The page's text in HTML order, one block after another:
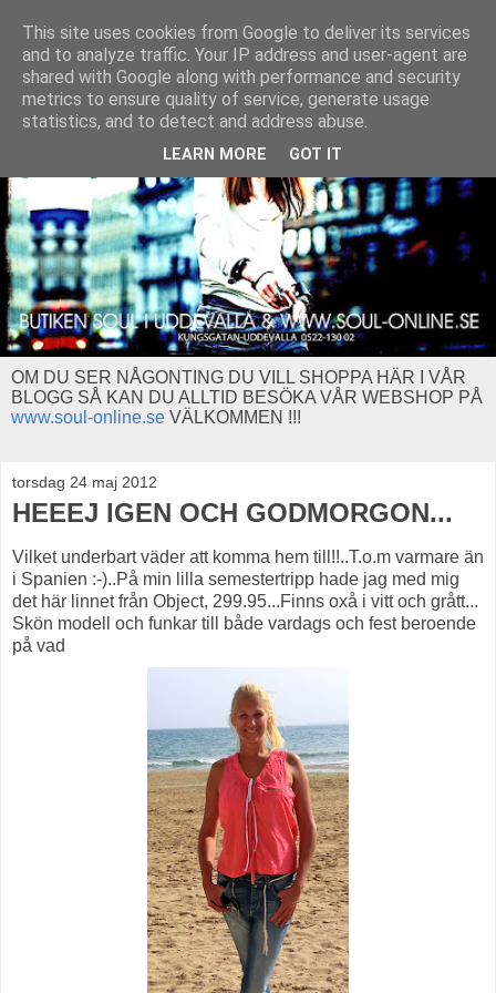
OM DU SER NÅGONTING DU VILL SHOPPA HÄR I VÅR
BLOGG SÅ KAN DU ALLTID BESÖKA VÅR WEBSHOP PÅ
www.soul-online.se VÄLKOMMEN !!!
torsdag 24 maj 2012
HEEEJ IGEN OCH GODMORGON...
Vilket underbart väder att komma hem till!!..T.o.m varmare än
i Spanien :-)..På min lilla semestertripp hade jag med mig
det här linnet från Object, 299.95...Finns oxå i vitt och grått...
Skön modell och funkar till både vardags och fest beroende
på vad
This site uses cookies from Google to deliver its services
and to analyze traffic. Your IP address and user-agent are
shared with Google along with performance and security
metrics to ensure quality of service, generate usage
statistics, and to detect and address abuse.
LEARN MORE GOT IT